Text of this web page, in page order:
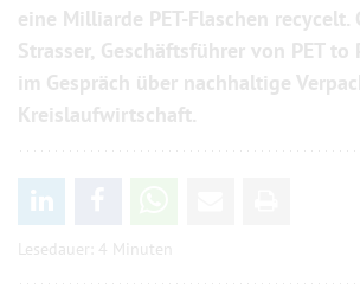
eine Milliarde PET-Flaschen recycelt.
Strasser, Geschäftsführer von PET to
im Gespräch über nachhaltige
Kreislaufwirtschaft.
Lesedauer: 4 Minuten